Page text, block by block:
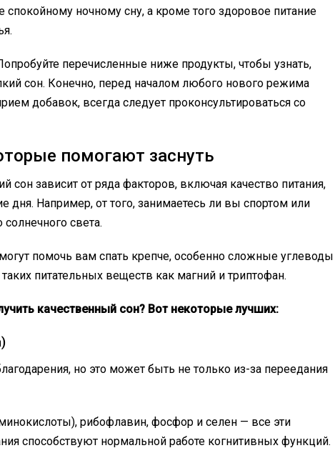
ночному сну, а кроме того здоровое питание
перечисленные ниже продукты, чтобы узнать,
сон. Конечно, перед началом любого нового режима
добавок, всегда следует проконсультироваться со
помогают заснуть
сон зависит от ряда факторов, включая качество питания,
дня. Например, от того, занимаетесь ли вы спортом или
солнечного света.
помочь вам спать крепче, особенно сложные углеводы
питательных веществ как магний и триптофан.
качественный сон? Вот некоторые лучших:
но это может быть не только из-за переедания
рибофлавин, фосфор и селен — все эти
способствуют нормальной работе когнитивных функций.